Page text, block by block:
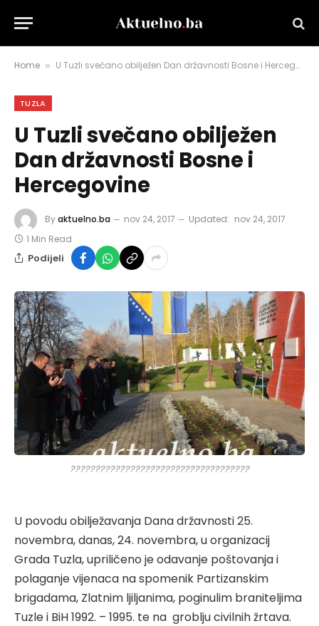
Home » U Tuzli svečano obilježen Dan državnosti Bosne i Hercegovine
TUZLA
U Tuzli svečano obilježen
Dan državnosti Bosne i
Hercegovine
Byaktuelno.ba nov 24, 2017 Updated: nov 24, 2017
1 Min Read
Podijeli
????????????????????????????????????
U povodu obilježavanja Dana državnosti 25.
novembra, danas, 24. novembra, u organizacij
Grada Tuzla, upriličeno je odavanje poštovanja i
polaganje vijenaca na spomenik Partizanskim
brigadama, Zlatnim ljiljanima, poginulim braniteljima
Tuzle i BiH 1992. – 1995. te na groblju civilnih žrtava.